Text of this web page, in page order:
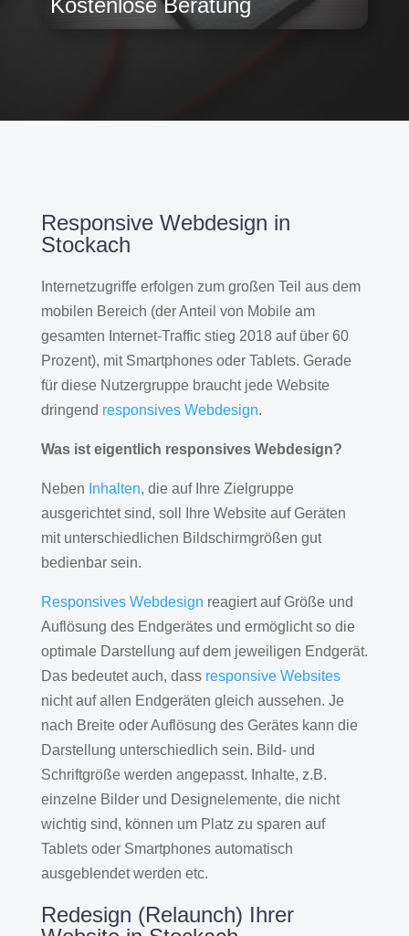
Responsive Webdesign in
Stockach
Internetzugriffe erfolgen zum großen Teil aus dem
mobilen Bereich (der Anteil von Mobile am
gesamten Internet-Traffic stieg 2018 auf über 60
Prozent), mit Smartphones oder Tablets. Gerade
für diese Nutzergruppe braucht jede Website
dringend responsives Webdesign.
Was ist eigentlich responsives Webdesign?
Neben Inhalten, die auf Ihre Zielgruppe
ausgerichtet sind, soll Ihre Website auf Geräten
mit unterschiedlichen Bildschirmgrößen gut
bedienbar sein.
Responsives Webdesign reagiert auf Größe und
Auflösung des Endgerätes und ermöglicht so die
optimale Darstellung auf dem jeweiligen Endgerät.
Das bedeutet auch, dass responsive Websites
nicht auf allen Endgeräten gleich aussehen. Je
nach Breite oder Auflösung des Gerätes kann die
Darstellung unterschiedlich sein. Bild- und
Schriftgröße werden angepasst. Inhalte, z.B.
einzelne Bilder und Designelemente, die nicht
wichtig sind, können um Platz zu sparen auf
Tablets oder Smartphones automatisch
ausgeblendet werden etc.
Redesign (Relaunch) Ihrer